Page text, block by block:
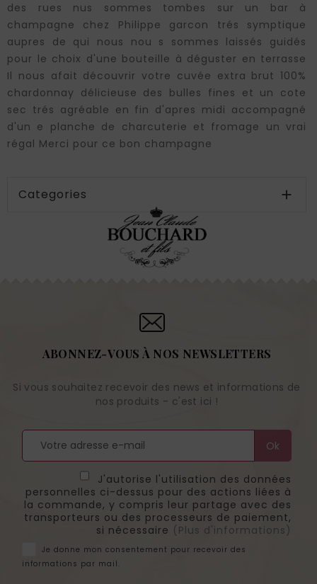
des rues nus sommes tombes sur un bar à
champagne chez Philippe garcon trés symptique
aupres de qui nous nou s sommes laissés guidés
pour le choix d'une bouteille à déguster en terrasse
Il nous afait découvrir votre cuvée extra brut 100%
chardonnay délicieuse des bulles fines et un cote
sec trés agréable en fin d'apres midi accompagné
d'un e planche de charcuterie et fromage un vrai
régal Merci pour ce bon champagne
Categories 
ABONNEZ-VOUS À NOS NEWSLETTERS
Si vous souhaitez recevoir des news et informations de
nos produits - c'est ici !
J'autorise l'utilisation des données
personnelles ci-dessus pour des actions liées à
la commande, y compris leur partage avec des
transporteurs ou des processeurs de paiement,
si nécessaire (Plus d'informations)
Je donne mon consentement pour recevoir des
informations par mail.